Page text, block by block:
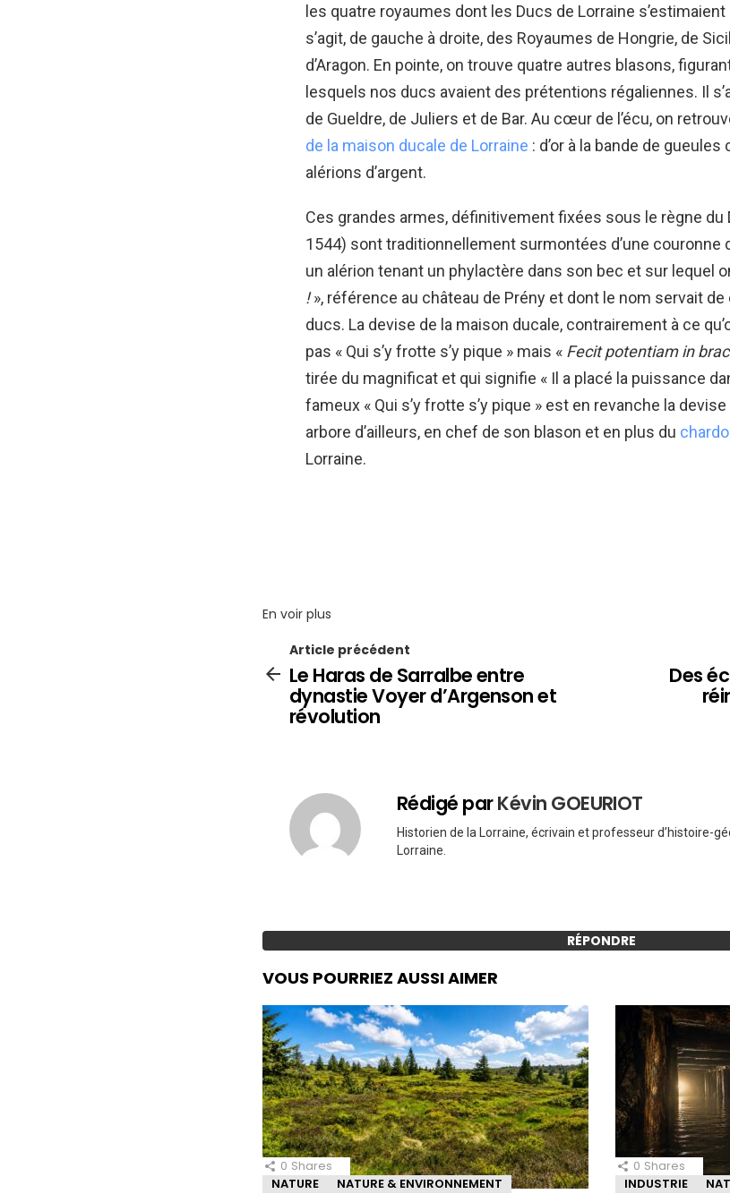
les quatre royaumes dont les Ducs de Lorraine
s’agit, de gauche à droite, des Royaumes de Hongrie, de
d’Aragon. En pointe, on trouve quatre autres blasons,
lesquels nos ducs avaient des prétentions régaliennes. Il
de Gueldre, de Juliers et de Bar. Au cœur de l’écu, on
de la maison ducale de Lorraine : d’or à la bande de
alérions d’argent.
Ces grandes armes, définitivement fixées sous le règne du
1544) sont traditionnellement surmontées d’une couronne
un alérion tenant un phylactère dans son bec et sur lequel
!», référence au château de Prény et dont le nom servait de
ducs. La devise de la maison ducale, contrairement à ce
pas « Qui s’y frotte s’y pique » mais « Fecit potentiam in
tirée du magnificat et qui signifie « Il a placé la puissance
fameux « Qui s’y frotte s’y pique » est en revanche la
arbore d’ailleurs, en chef de son blason et en plus du
Lorraine.
En voir plus
Article précédent
Le Haras de Sarralbe entre
dynastie Voyer d’Argenson et
révolution
Des
Rédigé parKévin GOEURIOT
Historien de la Lorraine, écrivain et professeur d’histoire-
Lorraine.
RÉPONDRE
VOUS POURRIEZ AUSSI AIMER
0 Shares
NATURE
NATURE & ENVIRONNEMENT
0 Shares
INDUSTRIE